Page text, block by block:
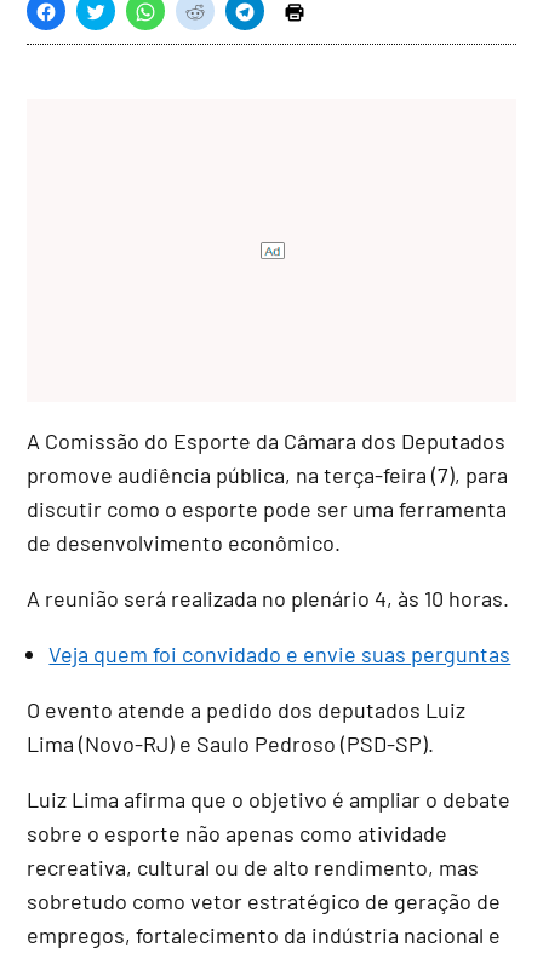
A Comissão do Esporte da Câmara dos Deputados
promove audiência pública, na terça-feira (7), para
discutir como o esporte pode ser uma ferramenta
de desenvolvimento econômico.
A reunião será realizada no plenário 4, às 10 horas.
Veja quem foi convidado e envie suas perguntas
O evento atende a pedido dos deputados Luiz
Lima (Novo-RJ) e Saulo Pedroso (PSD-SP).
Luiz Lima afirma que o objetivo é ampliar o debate
sobre o esporte não apenas como atividade
recreativa, cultural ou de alto rendimento, mas
sobretudo como vetor estratégico de geração de
empregos, fortalecimento da indústria nacional e